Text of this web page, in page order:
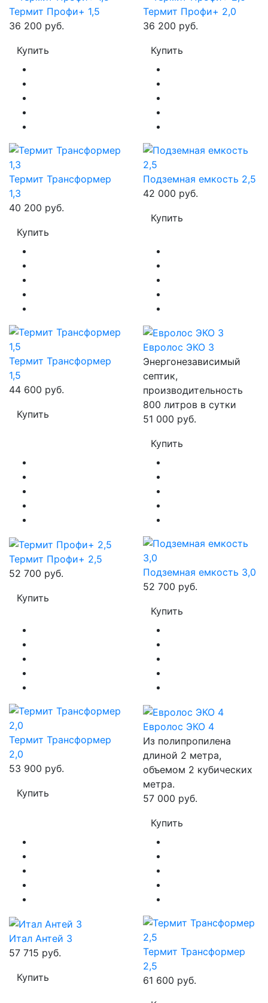
Термит Профи+ 1,5
36 200 руб.
Купить
Термит Профи+ 2,0
36 200 руб.
Купить
Термит Трансформер
1,3
40 200 руб.
Купить
Подземная емкость 2,5
42 000 руб.
Купить
Термит Трансформер
1,5
44 600 руб.
Купить
Евролос ЭКО 3
Энергонезависимый
септик,
производительность
800 литров в сутки
51 000 руб.
Купить
Термит Профи+ 2,5
52 700 руб.
Купить
Подземная емкость 3,0
52 700 руб.
Купить
Термит Трансформер
2,0
53 900 руб.
Купить
Евролос ЭКО 4
Из полипропилена
длиной 2 метра,
объемом 2 кубических
метра.
57 000 руб.
Купить
Итал Антей 3
57 715 руб.
Купить
Термит Трансформер
2,5
61 600 руб.